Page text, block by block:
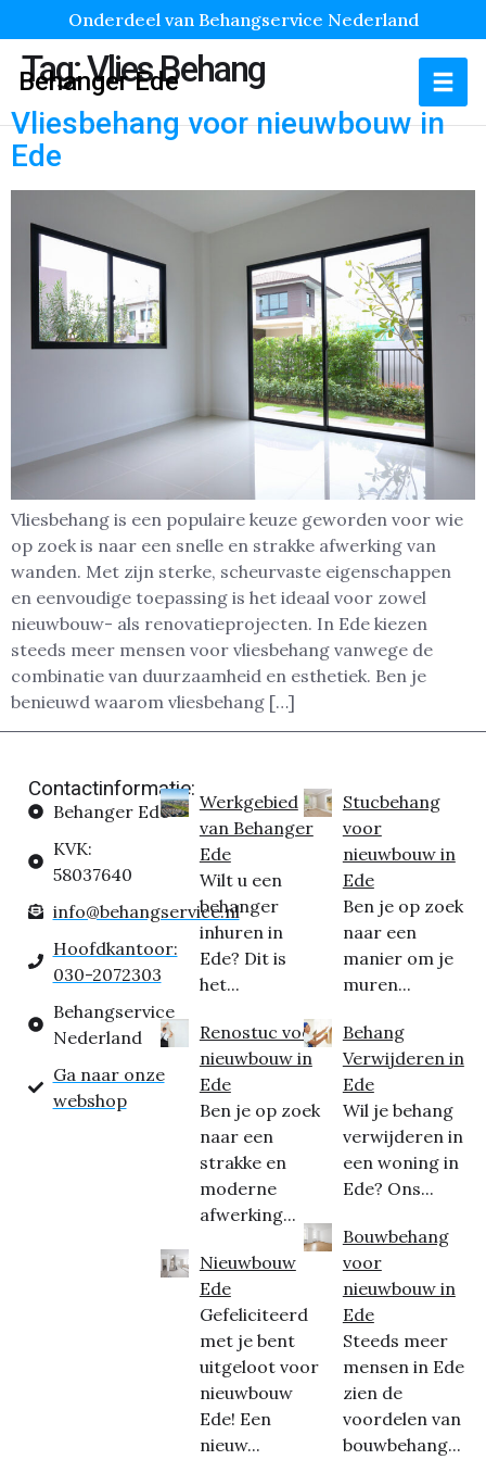
Onderdeel van Behangservice Nederland
Behanger Ede
Tag:Vlies Behang
Vliesbehang voor nieuwbouw in
Ede
Vliesbehang is een populaire keuze geworden voor wie
op zoek is naar een snelle en strakke afwerking van
wanden. Met zijn sterke, scheurvaste eigenschappen
en eenvoudige toepassing is het ideaal voor zowel
nieuwbouw- als renovatieprojecten. In Ede kiezen
steeds meer mensen voor vliesbehang vanwege de
combinatie van duurzaamheid en esthetiek. Ben je
benieuwd waarom vliesbehang […]
Contactinformatie:
Behanger Ede
KVK:
58037640
info@behangservice.nl
Hoofdkantoor:
030-2072303
Behangservice
Nederland
Ga naar onze
webshop
Werkgebied
van Behanger
Ede
Wilt u een
behanger
inhuren in
Ede? Dit is
het...
Renostuc voor
nieuwbouw in
Ede
Ben je op zoek
naar een
strakke en
moderne
afwerking...
Nieuwbouw
Ede
Gefeliciteerd
met je bent
uitgeloot voor
nieuwbouw
Ede! Een
nieuw...
Stucbehang
voor
nieuwbouw in
Ede
Ben je op zoek
naar een
manier om je
muren...
Behang
Verwijderen in
Ede
Wil je behang
verwijderen in
een woning in
Ede? Ons...
Bouwbehang
voor
nieuwbouw in
Ede
Steeds meer
mensen in Ede
zien de
voordelen van
bouwbehang...